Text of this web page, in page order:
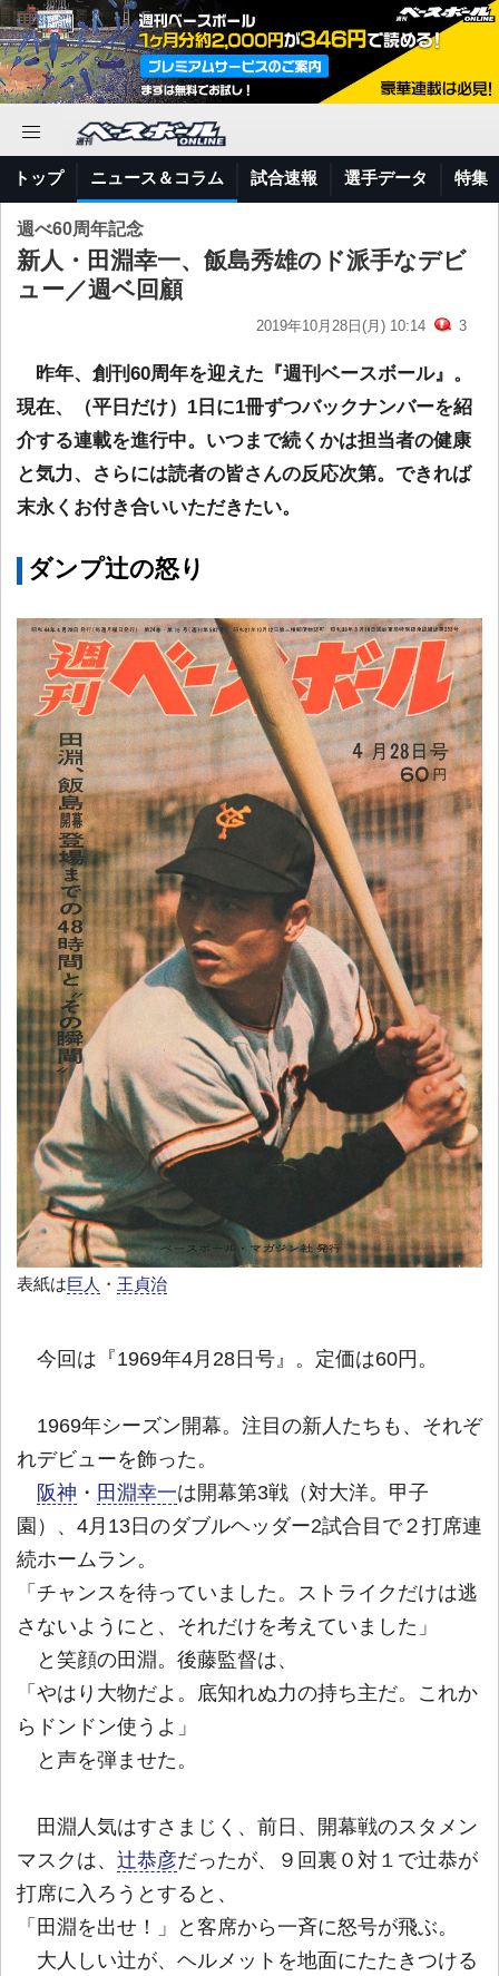
トップ ニュース＆コラム 試合速報 選手データ 特集
週べ60周年記念
新人・田淵幸一、飯島秀雄のド派手なデビ
ュー／週ベ回顧
2019年10月28日(月) 10:14 3
昨年、創刊60周年を迎えた『週刊ベースボール』。
現在、（平日だけ）1日に1冊ずつバックナンバーを紹
介する連載を進行中。いつまで続くかは担当者の健康
と気力、さらには読者の皆さんの反応次第。できれば
末永くお付き合いいただきたい。
ダンプ辻の怒り
表紙は巨人 ・ 王貞治
今回は『1969年4月28日号』。定価は60円。
1969年シーズン開幕。注目の新人たちも、それぞ
れデビューを飾った。
阪神 ・ 田淵幸一は開幕第3戦（対大洋。甲子
園）、4月13日のダブルヘッダー2試合目で２打席連
続ホームラン。
「チャンスを待っていました。ストライクだけは逃
さないようにと、それだけを考えていました」
と笑顔の田淵。後藤監督は、
「やはり大物だよ。底知れぬ力の持ち主だ。これか
らドンドン使うよ」
と声を弾ませた。
田淵人気はすさまじく、前日、開幕戦のスタメン
マスクは、 辻恭彦だったが、９回裏０対１で辻恭が
打席に入ろうとすると、
「田淵を出せ！」と客席から一斉に怒号が飛ぶ。
大人しい辻が、ヘルメットを地面にたたきつける